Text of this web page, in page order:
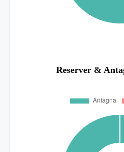
Reserver &